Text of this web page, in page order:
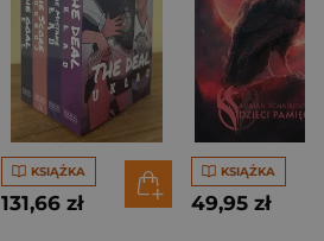
KSIĄŻKA
131,66 zł
KSIĄŻKA
49,95 zł